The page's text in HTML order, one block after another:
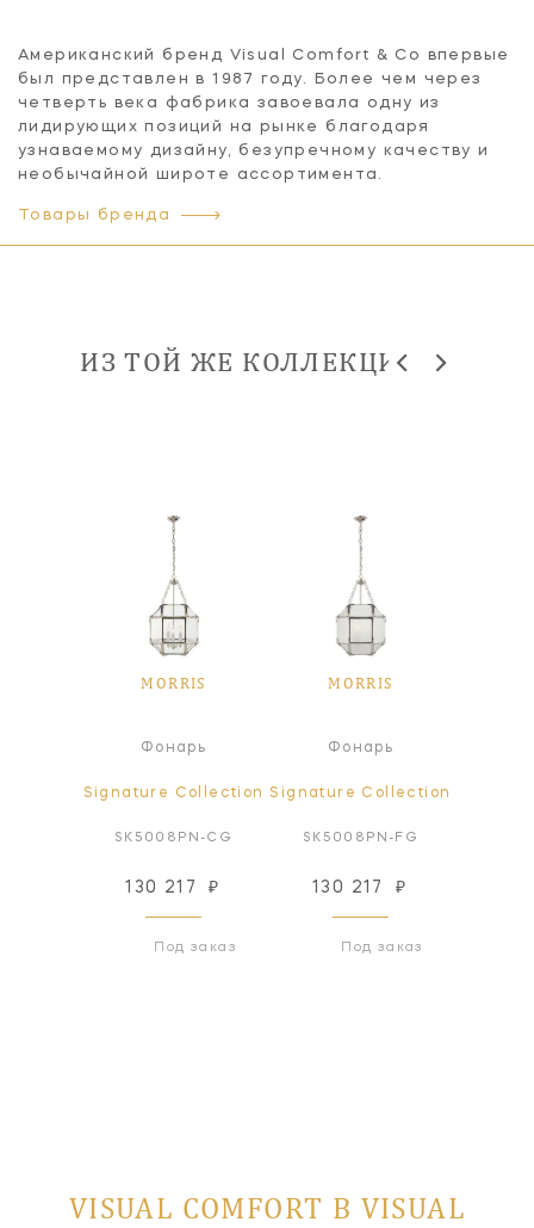
Американский бренд Visual Comfort & Co впервые
был представлен в 1987 году. Более чем через
четверть века фабрика завоевала одну из
лидирующих позиций на рынке благодаря
узнаваемому дизайну, безупречному качеству и
необычайной широте ассортимента.
Товары бренда
ИЗ ТОЙ ЖЕ КОЛЛЕКЦИИ
MORRIS
Фонарь
Signature Collection
SK5008PN-CG
130 217 ₽
Под заказ
MORRIS
Фонарь
Signature Collection
SK5008PN-FG
130 217 ₽
Под заказ
VISUAL COMFORT В VISUAL